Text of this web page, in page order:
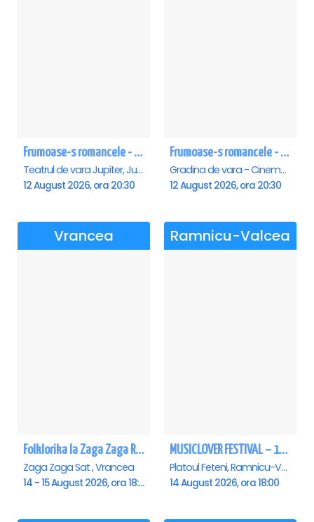
Frumoase-s romancele - Jupiter
Teatrul de vara Jupiter, Jupiter
12 August 2026, ora 20:30
Frumoase-s romancele - Saturn
Gradina de vara - Cinema Saturn, Saturn
12 August 2026, ora 20:30
Vrancea
Folklorika la Zaga Zaga Resort - Anulat
Zaga Zaga Sat , Vrancea
14 - 15 August 2026, ora 18:00
Ramnicu-Valcea
MUSICLOVER FESTIVAL – 14 August – Puya, Johny Romano, Shift, Badd G, DJ Matei & Bogdanov
Platoul Feteni, Ramnicu-Valcea
14 August 2026, ora 18:00